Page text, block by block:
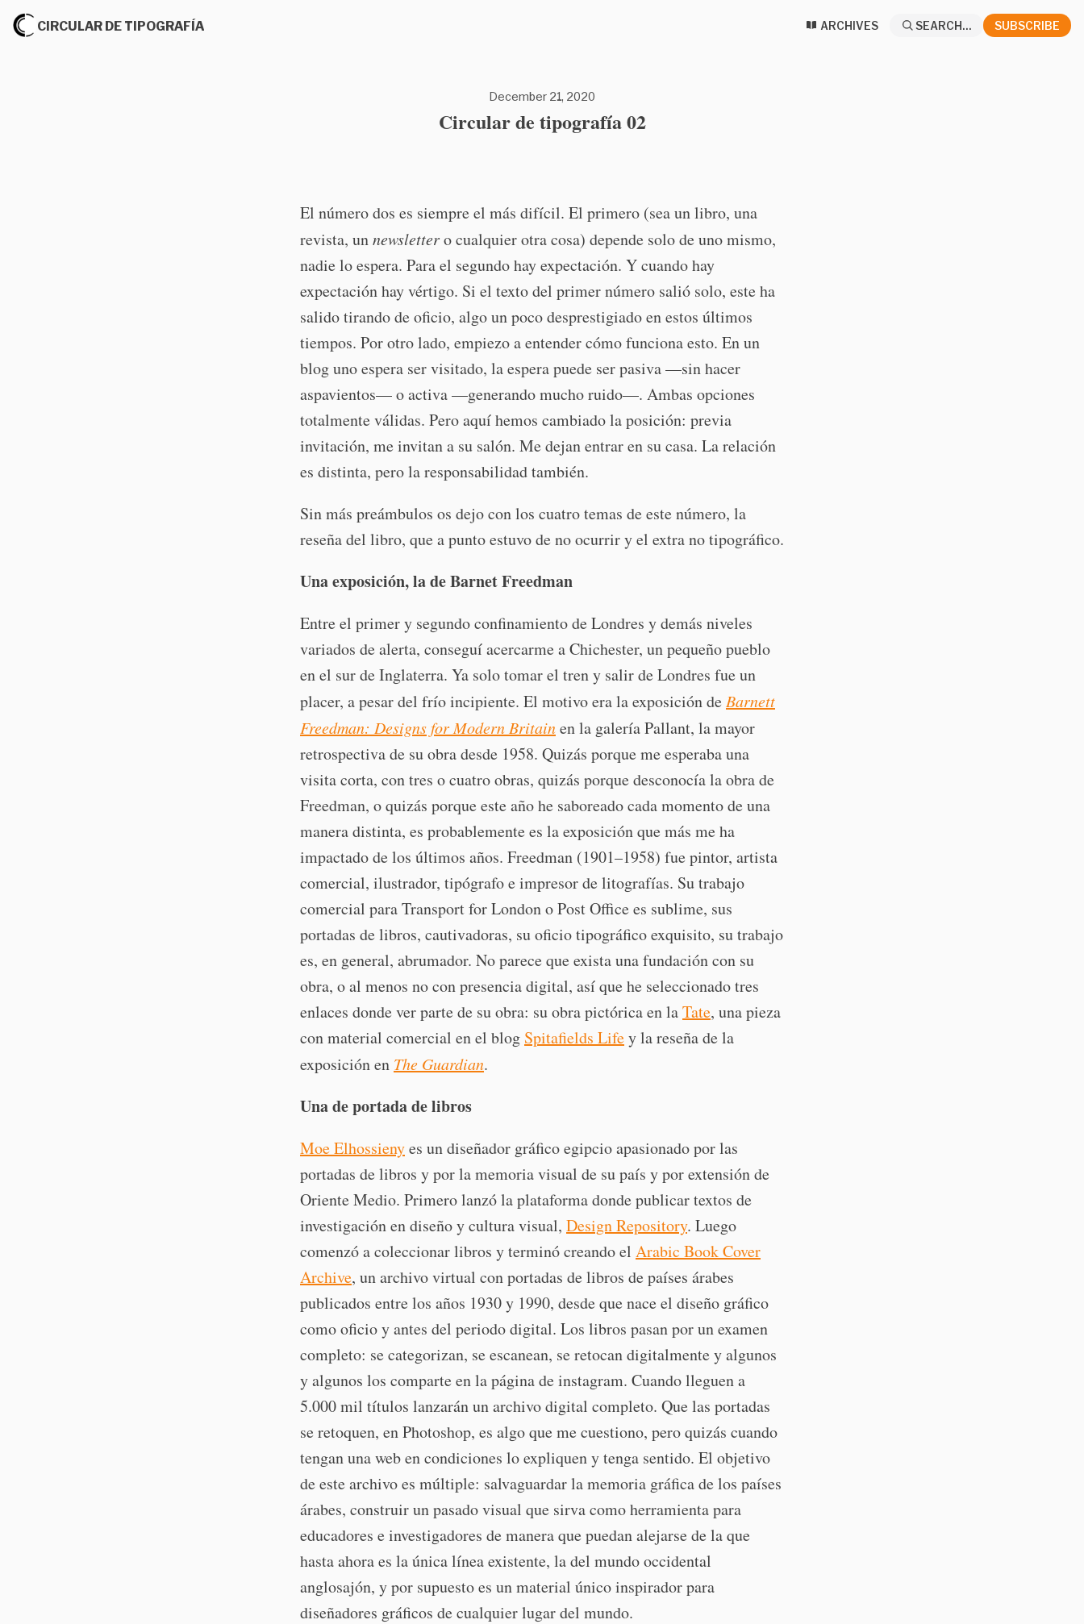
CIRCULAR DE TIPOGRAFÍA ARCHIVES SEARCH... SUBSCRIBE
December 21, 2020
Circular de tipografía 02
El número dos es siempre el más difícil. El primero (sea un libro, una
revista, unnewslettero cualquier otra cosa) depende solo de uno mismo,
nadie lo espera. Para el segundo hay expectación. Y cuando hay
expectación hay vértigo. Si el texto del primer número salió solo, este ha
salido tirando de oficio, algo un poco desprestigiado en estos últimos
tiempos. Por otro lado, empiezo a entender cómo funciona esto. En un
blog uno espera ser visitado, la espera puede ser pasiva —sin hacer
aspavientos— o activa —generando mucho ruido—. Ambas opciones
totalmente válidas. Pero aquí hemos cambiado la posición: previa
invitación, me invitan a su salón. Me dejan entrar en su casa. La relación
es distinta, pero la responsabilidad también.
Sin más preámbulos os dejo con los cuatro temas de este número, la
reseña del libro, que a punto estuvo de no ocurrir y el extra no tipográfico.
Una exposición, la de Barnet Freedman
Entre el primer y segundo confinamiento de Londres y demás niveles
variados de alerta, conseguí acercarme a Chichester, un pequeño pueblo
en el sur de Inglaterra. Ya solo tomar el tren y salir de Londres fue un
placer, a pesar del frío incipiente. El motivo era la exposición de Barnett
Freedman: Designs for Modern Britainen la galería Pallant, la mayor
retrospectiva de su obra desde 1958. Quizás porque me esperaba una
visita corta, con tres o cuatro obras, quizás porque desconocía la obra de
Freedman, o quizás porque este año he saboreado cada momento de una
manera distinta, es probablemente es la exposición que más me ha
impactado de los últimos años. Freedman (1901–1958) fue pintor, artista
comercial, ilustrador, tipógrafo e impresor de litografías. Su trabajo
comercial para Transport for London o Post Office es sublime, sus
portadas de libros, cautivadoras, su oficio tipográfico exquisito, su trabajo
es, en general, abrumador. No parece que exista una fundación con su
obra, o al menos no con presencia digital, así que he seleccionado tres
enlaces donde ver parte de su obra: su obra pictórica en laTate, una pieza
con material comercial en el blog Spitafields Lifey la reseña de la
exposición en The Guardian.
Una de portada de libros
Moe Elhossienyes un diseñador gráfico egipcio apasionado por las
portadas de libros y por la memoria visual de su país y por extensión de
Oriente Medio. Primero lanzó la plataforma donde publicar textos de
investigación en diseño y cultura visual, Design Repository. Luego
comenzó a coleccionar libros y terminó creando el Arabic Book Cover
Archive, un archivo virtual con portadas de libros de países árabes
publicados entre los años 1930 y 1990, desde que nace el diseño gráfico
como oficio y antes del periodo digital. Los libros pasan por un examen
completo: se categorizan, se escanean, se retocan digitalmente y algunos
y algunos los comparte en la página de instagram. Cuando lleguen a
5.000 mil títulos lanzarán un archivo digital completo. Que las portadas
se retoquen, en Photoshop, es algo que me cuestiono, pero quizás cuando
tengan una web en condiciones lo expliquen y tenga sentido. El objetivo
de este archivo es múltiple: salvaguardar la memoria gráfica de los países
árabes, construir un pasado visual que sirva como herramienta para
educadores e investigadores de manera que puedan alejarse de la que
hasta ahora es la única línea existente, la del mundo occidental
anglosajón, y por supuesto es un material único inspirador para
diseñadores gráficos de cualquier lugar del mundo.